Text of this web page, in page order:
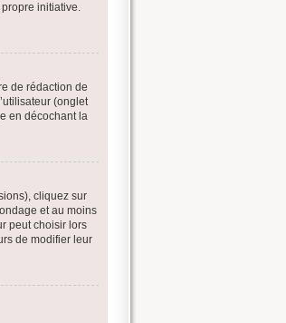
initiative.
de rédaction de
(onglet
en décochant la
cliquez sur
et au moins
peut choisir lors
de modifier leur